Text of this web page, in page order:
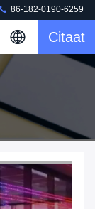
86-182-0190-6259
Citaat